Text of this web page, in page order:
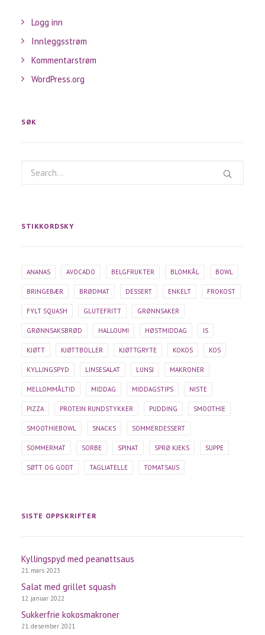
Logg inn
Innleggsstrøm
Kommentarstrøm
WordPress.org
SØK
STIKKORDSKY
ANANAS AVOCADO BELGFRUKTER BLOMKÅL BOWL
BRINGEBÆR BRØDMAT DESSERT ENKELT FROKOST
FYLT SQUASH GLUTEFRITT GRØNNSAKER
GRØNNSAKSBRØD HALLOUMI HØSTMIDDAG IS
KJØTT KJØTTBOLLER KJØTTGRYTE KOKOS KOS
KYLLINGSPYD LINSESALAT LUNSJ MAKRONER
MELLOMMÅLTID MIDDAG MIDDAGSTIPS NISTE
PIZZA PROTEIN RUNDSTYKKER PUDDING SMOOTHIE
SMOOTHIEBOWL SNACKS SOMMERDESSERT
SOMMERMAT SORBE SPINAT SPRØ KJEKS SUPPE
SØTT OG GODT TAGLIATELLE TOMATSAUS
SISTE OPPSKRIFTER
Kyllingspyd med peanøttsaus
21. mars 2023
Salat med grillet squash
12. januar 2022
Sukkerfrie kokosmakroner
21. desember 2021